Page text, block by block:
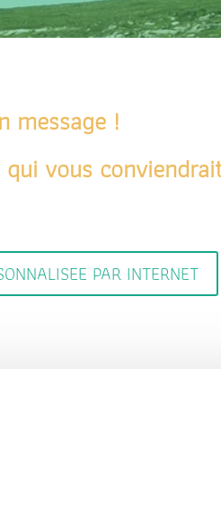
message !
vous
PAR INTERNET